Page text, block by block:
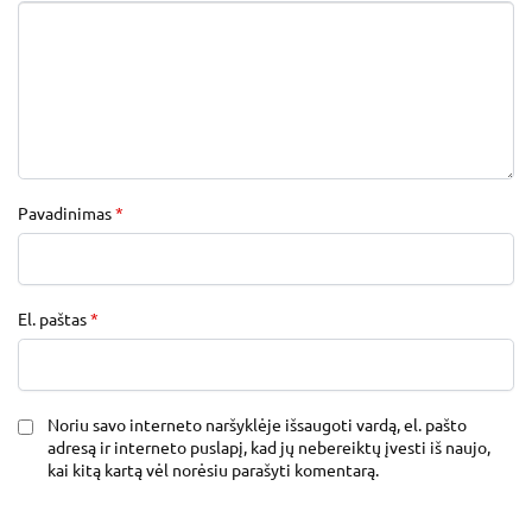
Pavadinimas*
El. paštas*
Noriu savo interneto naršyklėje išsaugoti vardą, el. pašto
adresą ir interneto puslapį, kad jų nebereiktų įvesti iš naujo,
kai kitą kartą vėl norėsiu parašyti komentarą.